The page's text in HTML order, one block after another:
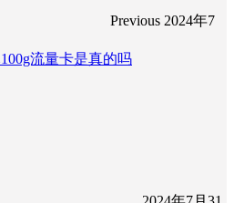
Previous 2024年7
流量卡是真的吗